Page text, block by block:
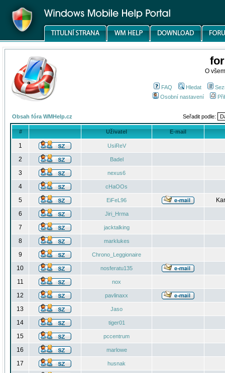
O
FAQ Hledat
Osobní nastavení
Obsah fóra WMHelp.cz Seřadit podle:
# Uživatel E-mail
1 UsiReV
2 Badel
3 nexus6
4 cHaOOs
5 EiFeL96
6
Jiri_Hrma
7 jacktalking
8 marklukes
9 Chrono_Leggionaire
10 nosferatu135
11 nox
12 pavlinaxx
13 Jaso
14 tiger01
15 pccentrum
16 marlowe
17 husnak